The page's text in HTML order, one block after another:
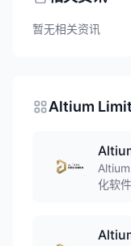
暂无相关资讯
Altium
化软
目，